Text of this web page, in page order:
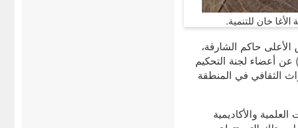
خان للتنمية.
حاكم الشارقة،
أعضاء لجنة التحكيم
الثقافي في المنطقة
والأكاديمية